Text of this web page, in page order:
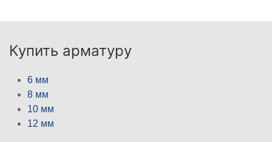
Купить арматуру
6 мм
8 мм
10 мм
12 мм